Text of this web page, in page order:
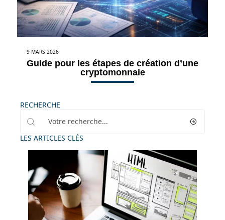
9 MARS 2026
Guide pour les étapes de création d’une
cryptomonnaie
RECHERCHE
LES ARTICLES CLÉS